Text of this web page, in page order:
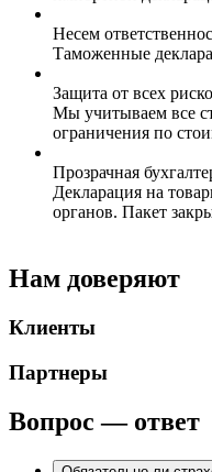
Несем
Таможенные
Защита от всех
Мы учитываем все
ограничения по
Прозрачная
Декларация на
органов. Пакет
Нам доверяют
Клиенты
Партнеры
Вопрос — ответ